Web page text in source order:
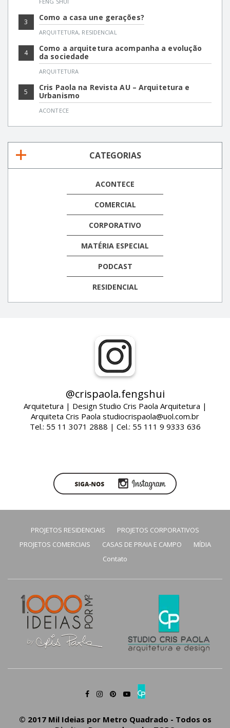
3 Como a casa une gerações?
ARQUITETURA, RESIDENCIAL
4
Como a arquitetura acompanha a evolução
da sociedade
ARQUITETURA
5
Cris Paola na Revista AU – Arquitetura e
Urbanismo
ACONTECE
CATEGORIAS
ACONTECE
COMERCIAL
CORPORATIVO
MATÉRIA ESPECIAL
PODCAST
RESIDENCIAL
@crispaola.fengshui
Arquitetura | Design Studio Cris Paola Arquitetura |
Arquiteta Cris Paola studiocrispaola@uol.com.br
Tel.: 55 11 3071 2888 | Cel.: 55 111 9 9333 636
PROJETOS RESIDENCIAIS
PROJETOS CORPORATIVOS
PROJETOS COMERCIAIS
CASAS DE PRAIA E CAMPO
MÍDIA
Contato
© 2017 Mil Ideias por Metro Quadrado - Todos os